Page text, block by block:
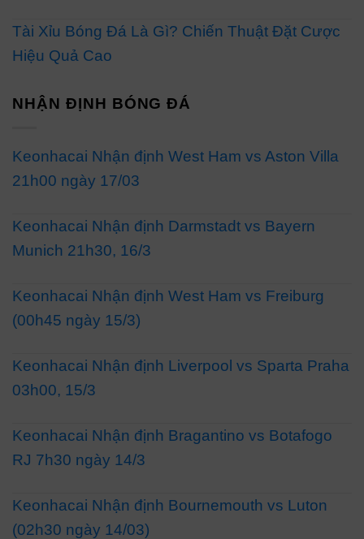
Tài Xỉu Bóng Đá Là Gì? Chiến Thuật Đặt Cược
Hiệu Quả Cao
NHẬN ĐỊNH BÓNG ĐÁ
Keonhacai Nhận định West Ham vs Aston Villa
21h00 ngày 17/03
Keonhacai Nhận định Darmstadt vs Bayern
Munich 21h30, 16/3
Keonhacai Nhận định West Ham vs Freiburg
(00h45 ngày 15/3)
Keonhacai Nhận định Liverpool vs Sparta Praha
03h00, 15/3
Keonhacai Nhận định Bragantino vs Botafogo
RJ 7h30 ngày 14/3
Keonhacai Nhận định Bournemouth vs Luton
(02h30 ngày 14/03)